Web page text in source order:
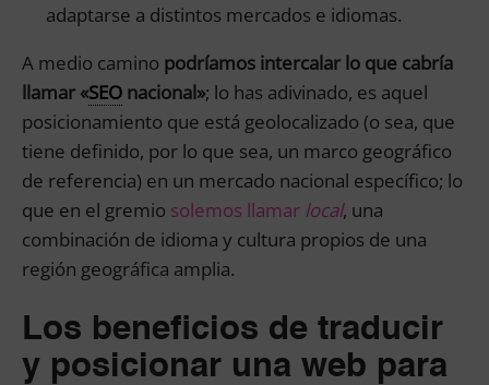
adaptarse a distintos mercados e idiomas.
A medio camino podríamos intercalar lo que cabría
llamar «SEO nacional»; lo has adivinado, es aquel
posicionamiento que está geolocalizado (o sea, que
tiene definido, por lo que sea, un marco geográfico
de referencia) en un mercado nacional específico; lo
que en el gremio solemos llamar local, una
combinación de idioma y cultura propios de una
región geográfica amplia.
Los beneficios de traducir
y posicionar una web para